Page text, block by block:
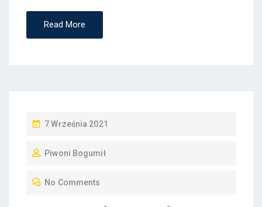
Read More
P
S
7 Września 2021
Piwoni Bogumił
No Comments